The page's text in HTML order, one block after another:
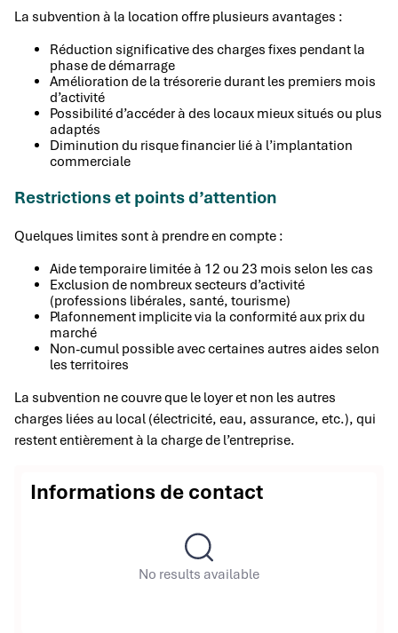
La subvention à la location offre plusieurs avantages :
Réduction significative des charges fixes pendant la
phase de démarrage
Amélioration de la trésorerie durant les premiers mois
d’activité
Possibilité d’accéder à des locaux mieux situés ou plus
adaptés
Diminution du risque financier lié à l’implantation
commerciale
Restrictions et points d’attention
Quelques limites sont à prendre en compte :
Aide temporaire limitée à 12 ou 23 mois selon les cas
Exclusion de nombreux secteurs d’activité
(professions libérales, santé, tourisme)
Plafonnement implicite via la conformité aux prix du
marché
Non-cumul possible avec certaines autres aides selon
les territoires
La subvention ne couvre que le loyer et non les autres
charges liées au local (électricité, eau, assurance, etc.), qui
restent entièrement à la charge de l’entreprise.
Informations de contact
No results available